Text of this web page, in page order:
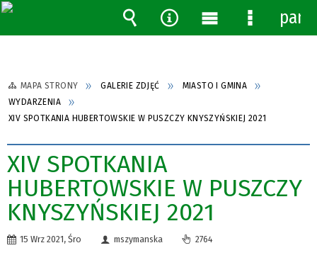
MAPA STRONY GALERIE ZDJĘĆ
MIASTO I GMINA
WYDARZENIA
XIV SPOTKANIA HUBERTOWSKIE W PUSZCZY KNYSZYŃSKIEJ 2021
XIV SPOTKANIA
HUBERTOWSKIE W PUSZCZY
KNYSZYŃSKIEJ 2021
15 Wrz 2021, Śro mszymanska 2764
Wyszukiwarka
Narzędzia
MenuMenu